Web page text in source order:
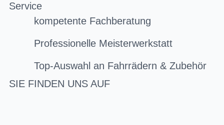
Service
kompetente Fachberatung
Professionelle Meisterwerkstatt
Top-Auswahl an Fahrrädern & Zubehör
SIE FINDEN UNS AUF